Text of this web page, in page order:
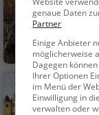
genaue Daten
Partner
Einige Anbieter
möglicherweise
Dagegen
Ihrer Optionen
im Menü der
Einwilligung in
verwalten oder